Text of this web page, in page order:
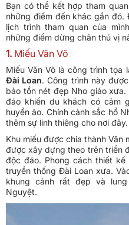
Bạn có thể kết hợp tham quan
những điểm đến khác gần
lịch trình tham quan của
những điểm dừng chân thú vị
1. Miếu Văn Võ
Miếu Văn Võ là công trình tọa
Đài Loan. Công trình này
bảo tồn nét đẹp Nho giáo
đáo khiến du khách có cảm
huyền ảo. Chính cảnh sắc hồ
thêm sự linh thiêng cho nơi đây.
Khu miếu được chia thành Văn
được xây dựng theo trên triền
độc đáo. Phong cách thiết kế
truyền thống Đài Loan xưa.
khung cảnh rất đẹp và
Nguyệt.